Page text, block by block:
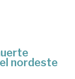
nordeste